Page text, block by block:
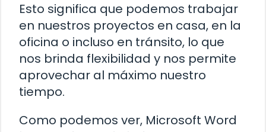
Esto significa que podemos trabajar
en nuestros proyectos en casa, en la
oficina o incluso en tránsito, lo que
nos brinda flexibilidad y nos permite
aprovechar al máximo nuestro
tiempo.
Como podemos ver, Microsoft Word